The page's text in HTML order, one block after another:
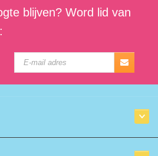
blijven? Word lid van